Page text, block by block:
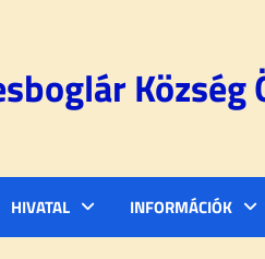
HIVATAL INFORMÁCIÓK